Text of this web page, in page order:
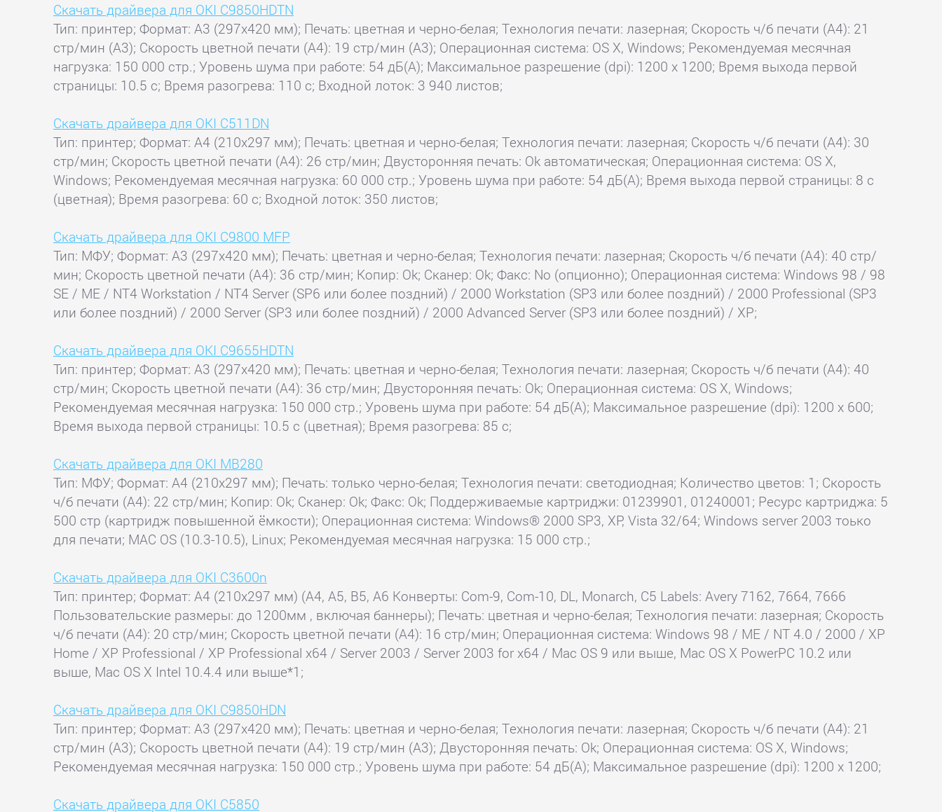
Скачать драйвера для OKI C9850HDTN
Тип: принтер; Формат: A3 (297x420 мм); Печать: цветная и черно-белая; Технология печати: лазерная; Скорость ч/б печати (А4): 21
стр/мин (A3); Скорость цветной печати (А4): 19 стр/мин (A3); Операционная система: OS X, Windows; Рекомендуемая месячная
нагрузка: 150 000 стр.; Уровень шума при работе: 54 дБ(А); Максимальное разрешение (dpi): 1200 x 1200; Время выхода первой
страницы: 10.5 с; Время разогрева: 110 с; Входной лоток: 3 940 листов;
Скачать драйвера для OKI C511DN
Тип: принтер; Формат: A4 (210x297 мм); Печать: цветная и черно-белая; Технология печати: лазерная; Скорость ч/б печати (А4): 30
стр/мин; Скорость цветной печати (А4): 26 стр/мин; Двусторонняя печать: Ok автоматическая; Операционная система: OS X,
Windows; Рекомендуемая месячная нагрузка: 60 000 стр.; Уровень шума при работе: 54 дБ(А); Время выхода первой страницы: 8 с
(цветная); Время разогрева: 60 с; Входной лоток: 350 листов;
Скачать драйвера для OKI C9800 MFP
Тип: МФУ; Формат: A3 (297x420 мм); Печать: цветная и черно-белая; Технология печати: лазерная; Скорость ч/б печати (А4): 40 стр/
мин; Скорость цветной печати (А4): 36 стр/мин; Копир: Ok; Сканер: Ok; Факс: No (опционно); Операционная система: Windows 98 / 98
SE / ME / NT4 Workstation / NT4 Server (SP6 или более поздний) / 2000 Workstation (SP3 или более поздний) / 2000 Professional (SP3
или более поздний) / 2000 Server (SP3 или более поздний) / 2000 Advanced Server (SP3 или более поздний) / XP;
Скачать драйвера для OKI C9655HDTN
Тип: принтер; Формат: A3 (297x420 мм); Печать: цветная и черно-белая; Технология печати: лазерная; Скорость ч/б печати (А4): 40
стр/мин; Скорость цветной печати (А4): 36 стр/мин; Двусторонняя печать: Ok; Операционная система: OS X, Windows;
Рекомендуемая месячная нагрузка: 150 000 стр.; Уровень шума при работе: 54 дБ(А); Максимальное разрешение (dpi): 1200 x 600;
Время выхода первой страницы: 10.5 с (цветная); Время разогрева: 85 с;
Скачать драйвера для OKI MB280
Тип: МФУ; Формат: A4 (210x297 мм); Печать: только черно-белая; Технология печати: светодиодная; Количество цветов: 1; Скорость
ч/б печати (А4): 22 стр/мин; Копир: Ok; Сканер: Ok; Факс: Ok; Поддерживаемые картриджи: 01239901, 01240001; Ресурс картриджа: 5
500 стр (картридж повышенной ёмкости); Операционная система: Windows® 2000 SP3, XP, Vista 32/64; Windows server 2003 тоько
для печати; MAC OS (10.3-10.5), Linux; Рекомендуемая месячная нагрузка: 15 000 стр.;
Скачать драйвера для OKI C3600n
Тип: принтер; Формат: A4 (210x297 мм) (A4, A5, B5, A6 Конверты: Com-9, Com-10, DL, Monarch, C5 Labels: Avery 7162, 7664, 7666
Пользовательские размеры: до 1200мм , включая баннеры); Печать: цветная и черно-белая; Технология печати: лазерная; Скорость
ч/б печати (А4): 20 стр/мин; Скорость цветной печати (А4): 16 стр/мин; Операционная система: Windows 98 / ME / NT 4.0 / 2000 / XP
Home / XP Professional / XP Professional x64 / Server 2003 / Server 2003 for x64 / Mac OS 9 или выше, Mac OS X PowerPC 10.2 или
выше, Mac OS X Intel 10.4.4 или выше*1;
Скачать драйвера для OKI C9850HDN
Тип: принтер; Формат: A3 (297x420 мм); Печать: цветная и черно-белая; Технология печати: лазерная; Скорость ч/б печати (А4): 21
стр/мин (A3); Скорость цветной печати (А4): 19 стр/мин (A3); Двусторонняя печать: Ok; Операционная система: OS X, Windows;
Рекомендуемая месячная нагрузка: 150 000 стр.; Уровень шума при работе: 54 дБ(А); Максимальное разрешение (dpi): 1200 x 1200;
Скачать драйвера для OKI C5850